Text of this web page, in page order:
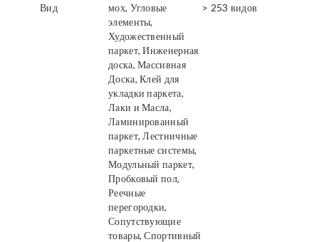
Вид
мох, Угловые
элементы,
Художественный
паркет, Инженерная
доска, Массивная
Доска, Клей для
укладки паркета,
Лаки и Масла,
Ламинированный
паркет, Лестничные
паркетные системы,
Модульный паркет,
Пробковый пол,
Реечные
перегородки,
Сопутствующие
товары, Спортивный
> 253 видов